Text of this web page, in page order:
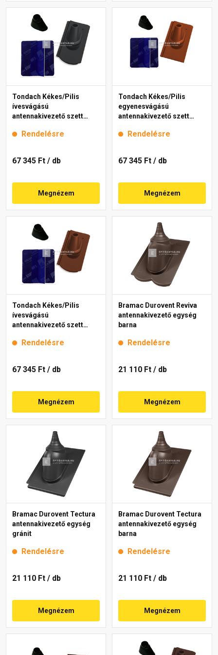
Tondach Kékes/Pilis
ívesvágású
antennakivezető szett
Rendelésre
67 345 Ft / db
Megnézem
Tondach Kékes/Pilis
egyenesvágású
antennakivezető szett
Rendelésre
67 345 Ft / db
Megnézem
Tondach Kékes/Pilis
ívesvágású
antennakivezető szett
Rendelésre
67 345 Ft / db
Megnézem
Bramac Durovent Reviva
antennakivezető egység
barna
Rendelésre
21 110 Ft / db
Megnézem
Bramac Durovent Tectura
antennakivezető egység
gránit
Rendelésre
21 110 Ft / db
Megnézem
Bramac Durovent Tectura
antennakivezető egység
barna
Rendelésre
21 110 Ft / db
Megnézem